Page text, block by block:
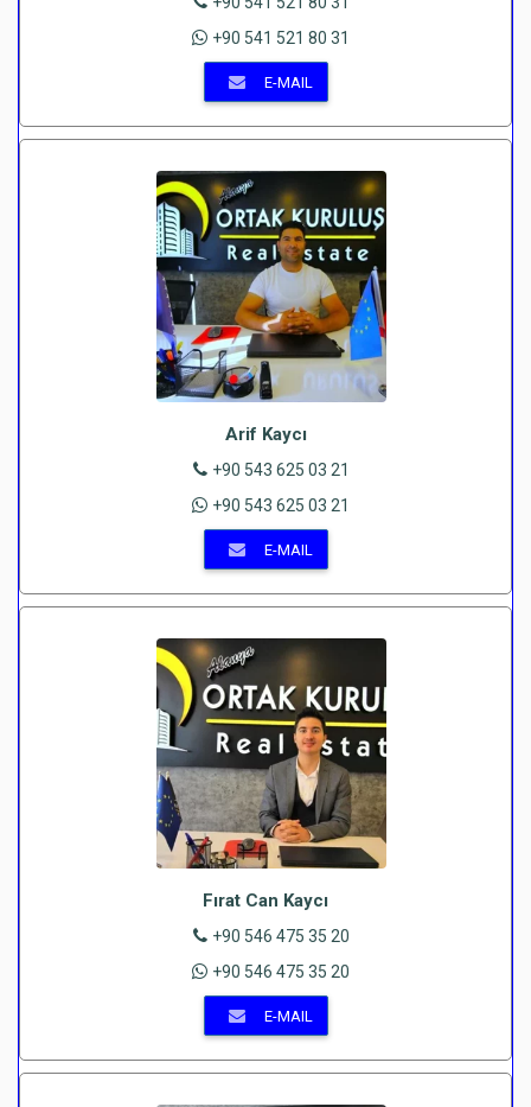
+90 541 521 80 31
E-MAIL
Arif Kaycı
+90 543 625 03 21
+90 543 625 03 21
E-MAIL
Fırat Can Kaycı
+90 546 475 35 20
+90 546 475 35 20
E-MAIL